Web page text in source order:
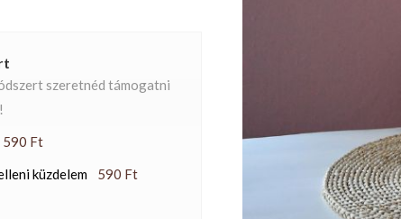
szeretnéd támogatni
590 Ft
küzdelem 590 Ft